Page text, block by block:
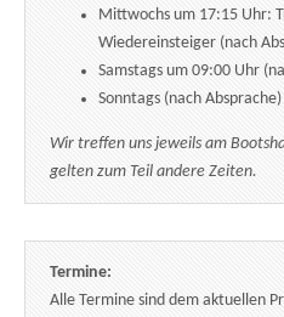
Mittwochs um 17:15 Uhr:
Wiedereinsteiger (nach
Samstags um 09:00 Uhr
Sonntags (nach Absprache)
Wir treffen uns jeweils am
gelten zum Teil andere Zeiten.
Termine:
Alle Termine sind dem aktuellen